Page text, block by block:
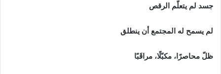
جسد لم يتعلّم الرقص
لم يسمح له المجتمع أن ينطلق
ظلّ محاصرًا، مكبّلًا، مراقَبًا